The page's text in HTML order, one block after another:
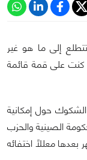
إلى ما هو غير
على قمة قائمة
حول إمكانية
الصينية والحزب
بعدها معللاً اختفائه